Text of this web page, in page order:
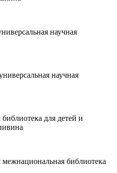
научная
научная
для детей и
межнациональная библиотека